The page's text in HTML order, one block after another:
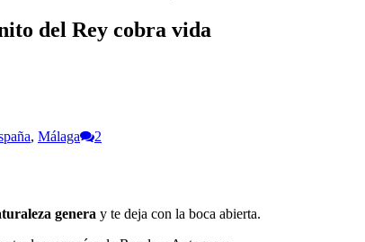
del Rey cobra vida
, Málaga
2
genera y te deja con la boca abierta.